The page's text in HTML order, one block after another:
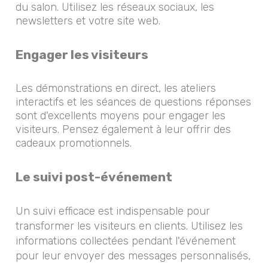
du salon. Utilisez les réseaux sociaux, les
newsletters et votre site web.
Engager les visiteurs
Les démonstrations en direct, les ateliers
interactifs et les séances de questions réponses
sont d'excellents moyens pour engager les
visiteurs. Pensez également à leur offrir des
cadeaux promotionnels.
Le suivi post-événement
Un suivi efficace est indispensable pour
transformer les visiteurs en clients. Utilisez les
informations collectées pendant l'événement
pour leur envoyer des messages personnalisés,